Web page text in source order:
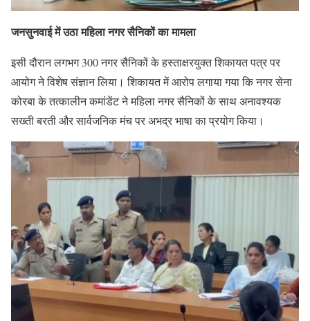
जनसुनवाई में उठा महिला नगर सैनिकों का मामला
इसी दौरान लगभग 300 नगर सैनिकों के हस्ताक्षरयुक्त शिकायत पत्र पर
आयोग ने विशेष संज्ञान लिया। शिकायत में आरोप लगाया गया कि नगर सेना
कोरबा के तत्कालीन कमांडेंट ने महिला नगर सैनिकों के साथ अनावश्यक
सख्ती बरती और सार्वजनिक मंच पर अभद्र भाषा का प्रयोग किया।